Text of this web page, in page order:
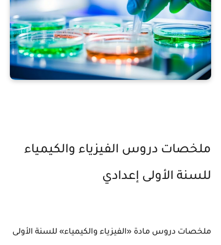
ملخصات دروس الفيزياء والكيمياء
للسنة الأولى إعدادي
ملخصات دروس مادة «الفيزياء والكيمياء» للسنة الأولى